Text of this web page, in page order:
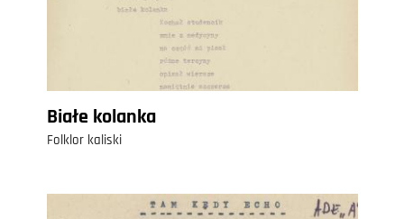
Białe kolanka
Folklor kaliski